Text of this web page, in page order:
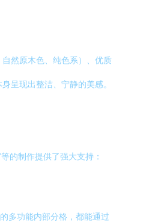
然原木色、纯色系）、优质
呈现出整洁、宁静的美感。
的制作提供了强大支持：
多功能内部分格，都能通过